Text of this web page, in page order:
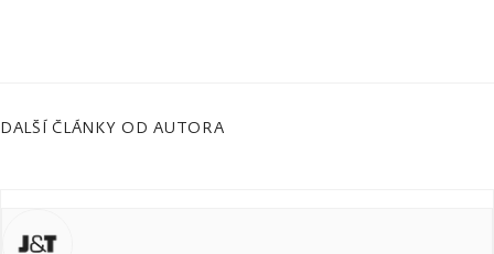
DALŠÍ ČLÁNKY OD AUTORA